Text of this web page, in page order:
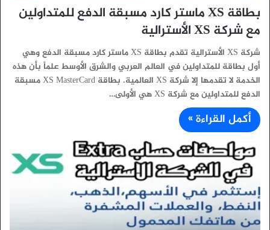
بطاقة XS ماستر كارد مسبقة الدفع للمتداولين
مع شركة XS الأسترالية
شركة XS الأسترالية تقدم بطاقة XS ماستر كارد مسبقة الدفع وهي
أول بطاقة للمتداولين في العالم العربي والشرق الأوسط علماً بأن هذه
الخدمة لا تقدمها إلا شركة XS العالمية. بطاقة XS MasterCard مسبقة
الدفع للمتداولين مع شركة XS هي الأولى…
أكمل القراءة »